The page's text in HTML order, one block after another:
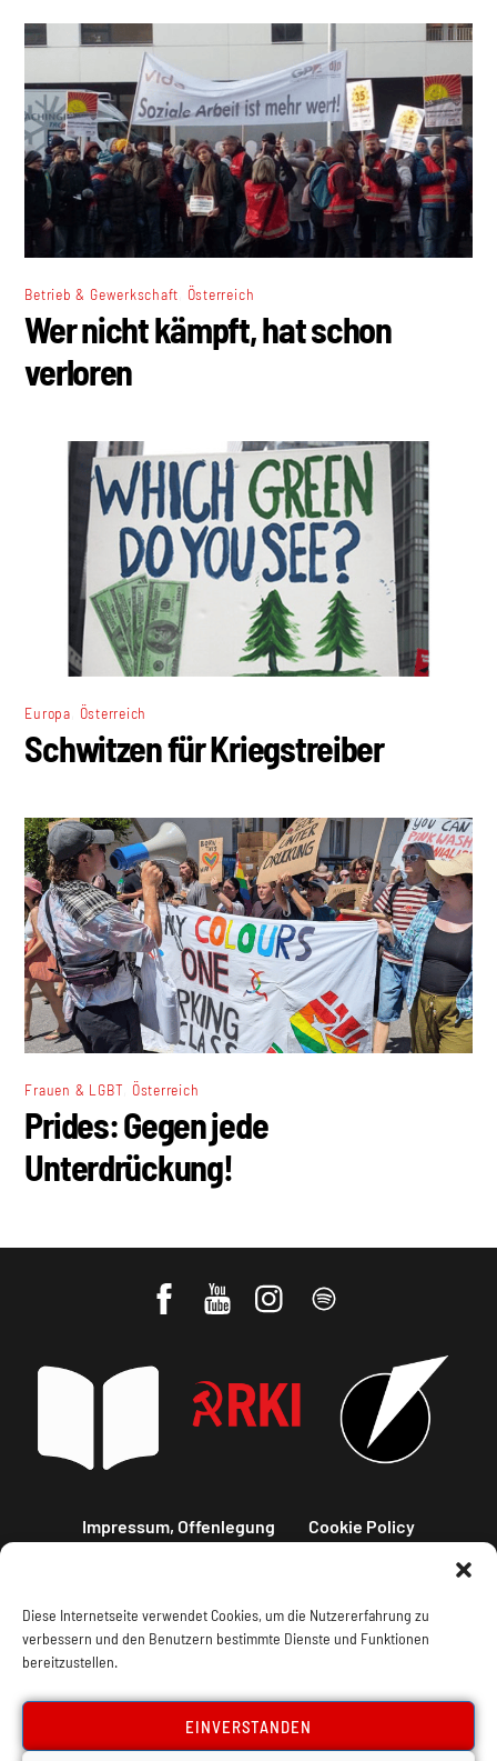
Diese Internetseite verwendet Cookies, um die Nutzererfahrung zu
verbessern und den Benutzern bestimmte Dienste und Funktionen
bereitzustellen.
EINVERSTANDEN
Betrieb & Gewerkschaft Österreich
Wer nicht kämpft, hat schon
verloren
Europa Österreich
Schwitzen für Kriegstreiber
Frauen & LGBT Österreich
Prides: Gegen jede
Unterdrückung!
Impressum, Offenlegung Cookie Policy